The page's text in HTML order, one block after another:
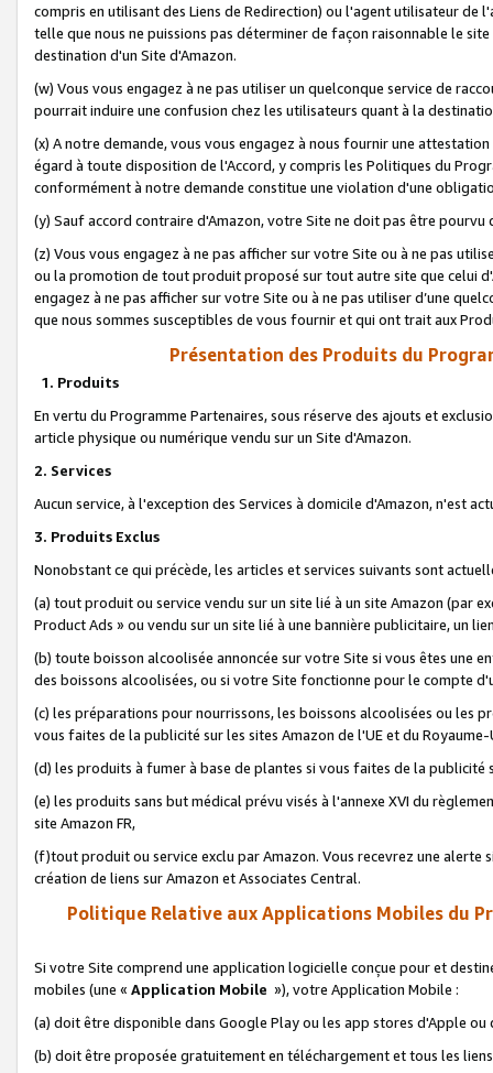
compris en utilisant des Liens de Redirection) ou l'agent utilisateur
telle que nous ne puissions pas déterminer de façon raisonnable le
destination d'un Site d'Amazon.
(w) Vous vous engagez à ne pas utiliser un quelconque service de
pourrait induire une confusion chez les utilisateurs quant à la
(x) A notre demande, vous vous engagez à nous fournir une
égard à toute disposition de l'Accord, y compris les Politiques du
conformément à notre demande constitue une violation d'une
(y) Sauf accord contraire d'Amazon, votre Site ne doit pas être
(z) Vous vous engagez à ne pas afficher sur votre Site ou à ne pas
ou la promotion de tout produit proposé sur tout autre site que celui
engagez à ne pas afficher sur votre Site ou à ne pas utiliser d’une
que nous sommes susceptibles de vous fournir et qui ont trait aux
Présentation des Produits du
1. Produits
En vertu du Programme Partenaires, sous réserve des ajouts et
article physique ou numérique vendu sur un Site d'Amazon.
2. Services
Aucun service, à l'exception des Services à domicile d'Amazon, n'est
3. Produits Exclus
Nonobstant ce qui précède, les articles et services suivants sont
(a) tout produit ou service vendu sur un site lié à un site Amazon (par
Product Ads » ou vendu sur un site lié à une bannière publicitaire, un
(b) toute boisson alcoolisée annoncée sur votre Site si vous êtes une
des boissons alcoolisées, ou si votre Site fonctionne pour le compte
(c) les préparations pour nourrissons, les boissons alcoolisées ou les
vous faites de la publicité sur les sites Amazon de l'UE et du Royaume-
(d) les produits à fumer à base de plantes si vous faites de la publicité
(e) les produits sans but médical prévu visés à l'annexe XVI du
site Amazon FR,
(f)tout produit ou service exclu par Amazon. Vous recevrez une alerte
création de liens sur Amazon et Associates Central.
Politique Relative aux Applications Mobiles du
Si votre Site comprend une application logicielle conçue pour et
mobiles (une « Application Mobile »), votre Application Mobile :
(a) doit être disponible dans Google Play ou les app stores d'Apple ou
(b) doit être proposée gratuitement en téléchargement et tous les